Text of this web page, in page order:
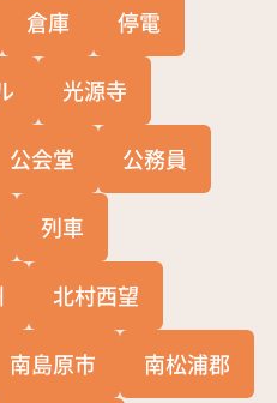
倉庫 停電
光源寺
公会堂 公務員
列車
北村西望
南島原市 南松浦郡